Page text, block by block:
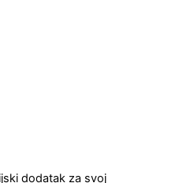
dodatak za svoj